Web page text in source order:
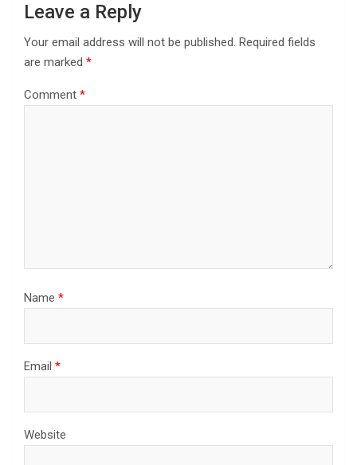
Leave a Reply
Your email address will not be published. Required fields
are marked *
Comment *
Name *
Email *
Website